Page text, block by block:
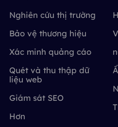
Nghiên cứu thị trường
Bảo vệ thương hiệu
Xác minh quảng cáo
Quét và thu thập dữ
liệu web
Giám sát SEO
Hơn